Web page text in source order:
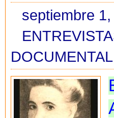
septiembre
DOCUMENTAL